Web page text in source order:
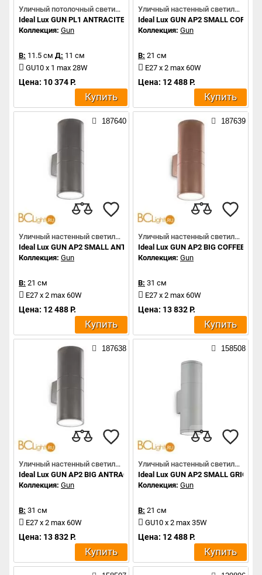
Уличный потолочный светильник
Ideal Lux GUN PL1 ANTRACITE 236865
Коллекция: Gun
В: 11.5 см Д: 11 см
GU10 x 1 max 28W
Цена: 10 374 Р.
Купить
Уличный настенный светильник
Ideal Lux GUN AP2 SMALL COFFEE
Коллекция: Gun
В: 21 см
E27 x 2 max 60W
Цена: 12 488 Р.
Купить
187640
Уличный настенный светильник
Ideal Lux GUN AP2 SMALL ANTRACITE 236841
Коллекция: Gun
В: 21 см
E27 x 2 max 60W
Цена: 12 488 Р.
Купить
187639
Уличный настенный светильник
Ideal Lux GUN AP2 BIG COFFEE
Коллекция: Gun
В: 31 см
E27 x 2 max 60W
Цена: 13 832 Р.
Купить
187638
Уличный настенный светильник
Ideal Lux GUN AP2 BIG ANTRACITE 236858
Коллекция: Gun
В: 31 см
E27 x 2 max 60W
Цена: 13 832 Р.
Купить
158508
Уличный настенный светильник
Ideal Lux GUN AP2 SMALL GRIGIO
Коллекция: Gun
В: 21 см
GU10 x 2 max 35W
Цена: 12 488 Р.
Купить